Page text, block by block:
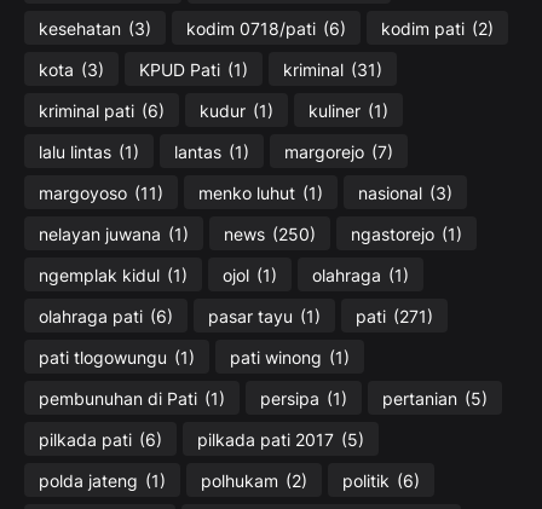
kesehatan (3) kodim 0718/pati (6) kodim pati (2)
kota (3) KPUD Pati (1) kriminal (31)
kriminal pati (6) kudur (1) kuliner (1)
lalu lintas (1) lantas (1) margorejo (7)
margoyoso (11) menko luhut (1) nasional (3)
nelayan juwana (1) news (250) ngastorejo (1)
ngemplak kidul (1) ojol (1) olahraga (1)
olahraga pati (6) pasar tayu (1) pati (271)
pati tlogowungu (1) pati winong (1)
pembunuhan di Pati (1) persipa (1) pertanian (5)
pilkada pati (6) pilkada pati 2017 (5)
polda jateng (1) polhukam (2) politik (6)